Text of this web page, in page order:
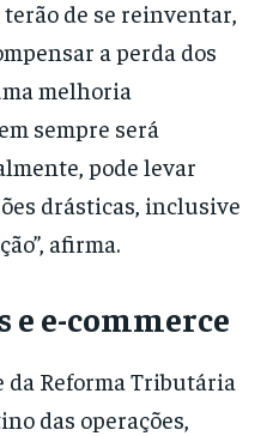
de se reinventar,
a perda dos
melhoria
sempre será
pode levar
drásticas, inclusive
afirma.
e e-commerce
Reforma Tributária
das operações,